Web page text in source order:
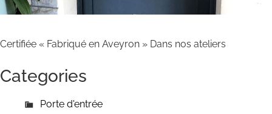
Certifiée « Fabriqué en Aveyron » Dans nos ateliers
Categories
Porte d'entrée